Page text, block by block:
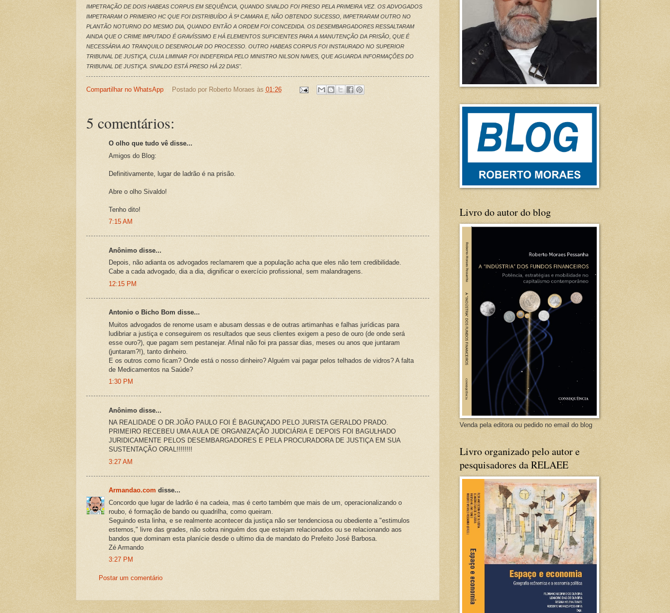
IMPETRAÇÃO DE DOIS HABEAS CORPUS EM SEQUÊNCIA, QUANDO SIVALDO FOI PRESO PELA PRIMEIRA VEZ. OS ADVOGADOS
IMPETRARAM O PRIMEIRO HC QUE FOI DISTRIBUÍDO À 5ª CAMARA E, NÃO OBTENDO SUCESSO, IMPETRARAM OUTRO NO
PLANTÃO NOTURNO DO MESMO DIA, QUANDO ENTÃO A ORDEM FOI CONCEDIDA. OS DESEMBARGADORES RESSALTARAM
AINDA QUE O CRIME IMPUTADO É GRAVÍSSIMO E HÁ ELEMENTOS SUFICIENTES PARA A MANUTENÇÃO DA PRISÃO, QUE É
NECESSÁRIA AO TRANQUILO DESENROLAR DO PROCESSO. OUTRO HABEAS CORPUS FOI INSTAURADO NO SUPERIOR
TRIBUNAL DE JUSTIÇA, CUJA LIMINAR FOI INDEFERIDA PELO MINISTRO NILSON NAVES, QUE AGUARDA INFORMAÇÕES DO
TRIBUNAL DE JUSTIÇA. SIVALDO ESTÁ PRESO HÁ 22 DIAS".
Compartilhar no WhatsApp Postado por Roberto Moraes às 01:26
5 comentários:
O olho que tudo vê disse...
Amigos do Blog:
Definitivamente, lugar de ladrão é na prisão.
Abre o olho Sivaldo!
Tenho dito!
7:15 AM
Anônimo disse...
Depois, não adianta os advogados reclamarem que a população acha que eles não tem credibilidade.
Cabe a cada advogado, dia a dia, dignificar o exercício profissional, sem malandragens.
12:15 PM
Antonio o Bicho Bom disse...
Muitos advogados de renome usam e abusam dessas e de outras artimanhas e falhas jurídicas para
ludibriar a justiça e conseguirem os resultados que seus clientes exigem a peso de ouro (de onde será
esse ouro?), que pagam sem pestanejar. Afinal não foi pra passar dias, meses ou anos que juntaram
(juntaram?!), tanto dinheiro.
E os outros como ficam? Onde está o nosso dinheiro? Alguém vai pagar pelos telhados de vidros? A falta
de Medicamentos na Saúde?
1:30 PM
Anônimo disse...
NA REALIDADE O DR.JOÃO PAULO FOI É BAGUNÇADO PELO JURISTA GERALDO PRADO.
PRIMEIRO RECEBEU UMA AULA DE ORGANIZAÇÃO JUDICIÁRIA E DEPOIS FOI BAGULHADO
JURIDICAMENTE PELOS DESEMBARGADORES E PELA PROCURADORA DE JUSTIÇA EM SUA
SUSTENTAÇÃO ORAL!!!!!!!!
3:27 AM
Armandao.com disse...
Concordo que lugar de ladrão é na cadeia, mas é certo também que mais de um, operacionalizando o
roubo, é formação de bando ou quadrilha, como queiram.
Seguindo esta linha, e se realmente acontecer da justiça não ser tendenciosa ou obediente a "estimulos
esternos," livre das grades, não sobra ninguém dos que estejam relacionados ou se relacionando aos
bandos que dominam esta planície desde o ultimo dia de mandato do Prefeito José Barbosa.
Zé Armando
3:27 PM
Postar um comentário
Livro do autor do blog
Venda pela editora ou pedido no email do blog
Livro organizado pelo autor e
pesquisadores da RELAEE